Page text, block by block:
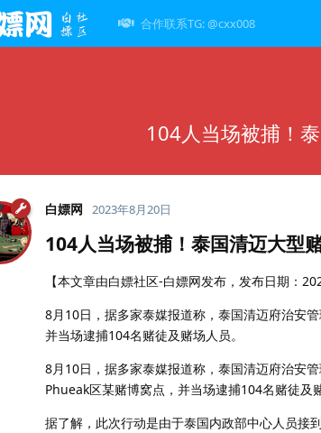
合作联系TG: @cxx008
104人当场被捕！
白嫖网 2023年8月20日
104人当场被捕！泰国清迈大型
【本文章由白嫖社区-白嫖网发布，发布日期：
8月10日，据多家泰媒报道称，泰国清迈府治安
并当场逮捕104名赌徒及赌场人员。
8月10日，据多家泰媒报道称，泰国清迈府治安
Phueak区某赌博窝点，并当场逮捕104名赌徒及
据了解，此次行动是由于泰国内政部中心人员接